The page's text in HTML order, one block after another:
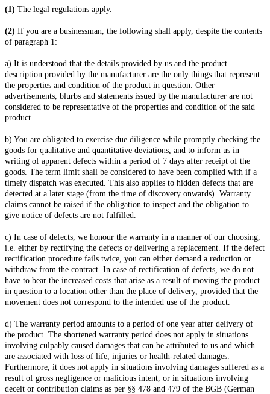
(1) The legal regulations apply.
(2) If you are a businessman, the following shall apply, despite the contents
of paragraph 1:
a) It is understood that the details provided by us and the product
description provided by the manufacturer are the only things that represent
the properties and condition of the product in question. Other
advertisements, blurbs and statements issued by the manufacturer are not
considered to be representative of the properties and condition of the said
product.
b) You are obligated to exercise due diligence while promptly checking the
goods for qualitative and quantitative deviations, and to inform us in
writing of apparent defects within a period of 7 days after receipt of the
goods. The term limit shall be considered to have been complied with if a
timely dispatch was executed. This also applies to hidden defects that are
detected at a later stage (from the time of discovery onwards). Warranty
claims cannot be raised if the obligation to inspect and the obligation to
give notice of defects are not fulfilled.
c) In case of defects, we honour the warranty in a manner of our choosing,
i.e. either by rectifying the defects or delivering a replacement. If the defect
rectification procedure fails twice, you can either demand a reduction or
withdraw from the contract. In case of rectification of defects, we do not
have to bear the increased costs that arise as a result of moving the product
in question to a location other than the place of delivery, provided that the
movement does not correspond to the intended use of the product.
d) The warranty period amounts to a period of one year after delivery of
the product. The shortened warranty period does not apply in situations
involving culpably caused damages that can be attributed to us and which
are associated with loss of life, injuries or health-related damages.
Furthermore, it does not apply in situations involving damages suffered as a
result of gross negligence or malicious intent, or in situations involving
deceit or contribution claims as per §§ 478 and 479 of the BGB (German